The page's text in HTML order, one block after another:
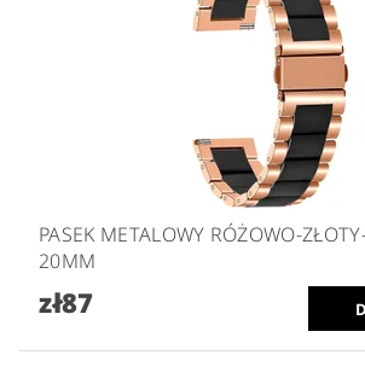
PASEK METALOWY RÓŻOWO-
20MM
zł87